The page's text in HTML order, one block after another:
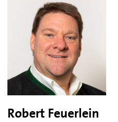
Robert Feuerlein